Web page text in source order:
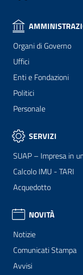
Organi di Governo
Uffici
Enti e Fondazioni
Politici
Personale
SERVIZI
SUAP – Impresa in
Calcolo IMU - TARI
Acquedotto
NOVITÀ
Notizie
Comunicati Stampa
Avvisi